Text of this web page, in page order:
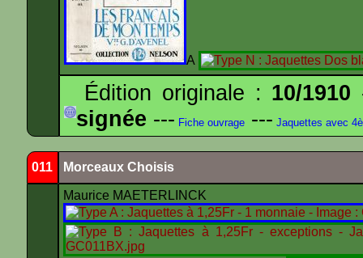
A
Édition originale : 10/1910
signée --- Fiche ouvrage --- Jaquettes avec
011 Morceaux Choisis
Maurice MAETERLINCK